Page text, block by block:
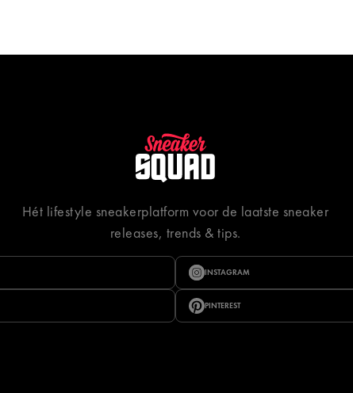
Hét lifestyle sneakerplatform voor de laatste sneaker
releases, trends & tips.
INSTAGRAM
PINTEREST